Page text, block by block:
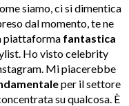
siamo, ci si dimentica
dal momento, te ne
piattaforma fantastica
Ho visto celebrity
Mi piacerebbe
per il settore
su qualcosa. È